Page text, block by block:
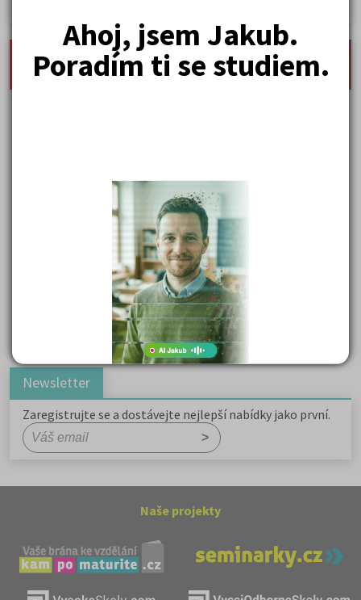
Ahoj, jsem Jakub.
Poradím ti se studiem.
nejnovější seminárky, maturitní otázky a čtenářsky
deník
Důležité reakce organických sloučenin a jejich význam
Zákonitosti v elektronové struktuře
Základní charakteristiky obyvatelstva a geografie sídel
Karel Hynek Mácha: Máj
Karel Havlíček Borovský: Tyrolské elegie
Romain Rolland: Petr a Lucie
Newsletter
Zaregistrujte se a dostávejte nejlepší nabídky jako první.
Naše projekty